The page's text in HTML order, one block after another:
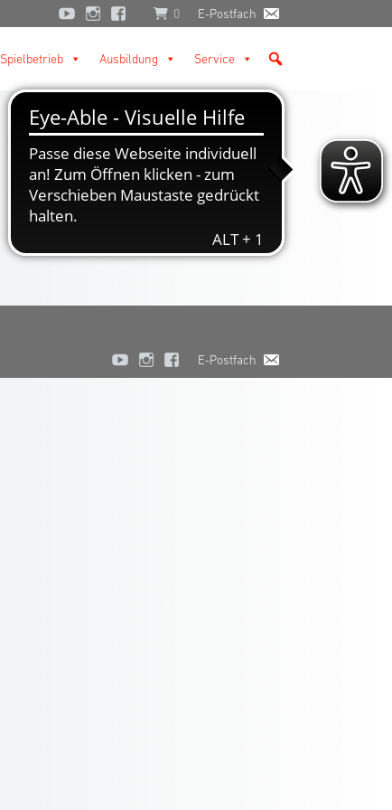
0 E-Postfach
Spielbetrieb Ausbildung Service
E-Postfach